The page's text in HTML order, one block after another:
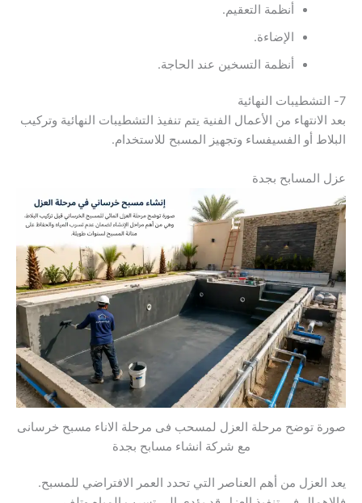
أنظمة التعقيم.
الإضاءة.
أنظمة التسخين عند الحاجة.
7- التشطيبات النهائية
بعد الانتهاء من الأعمال الفنية يتم تنفيذ التشطيبات النهائية وتركيب
البلاط أو الفسيفساء وتجهيز المسبح للاستخدام.
عزل المسابح بجدة
صورة توضح مرحلة العزل لمسحب فى مرحلة الاناء مسبح خرسانى
مع شركة انشاء مسابح بجدة
يعد العزل من أهم العناصر التي تحدد العمر الافتراضي للمسبح.